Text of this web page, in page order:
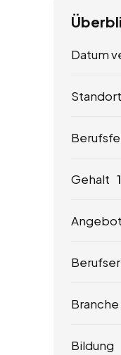
Datum
Standort
Gehalt
Branche
Bildung